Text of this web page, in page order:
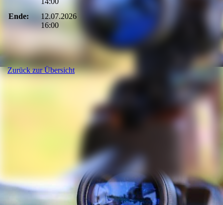
Ende:
12.07.2026
16:00
Zurück zur Übersicht